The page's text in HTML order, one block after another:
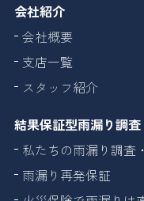
会社紹介
会社概要
支店一覧
スタッフ紹介
結果保証型雨漏り調査
私たちの雨漏り調査
雨漏り再発保証